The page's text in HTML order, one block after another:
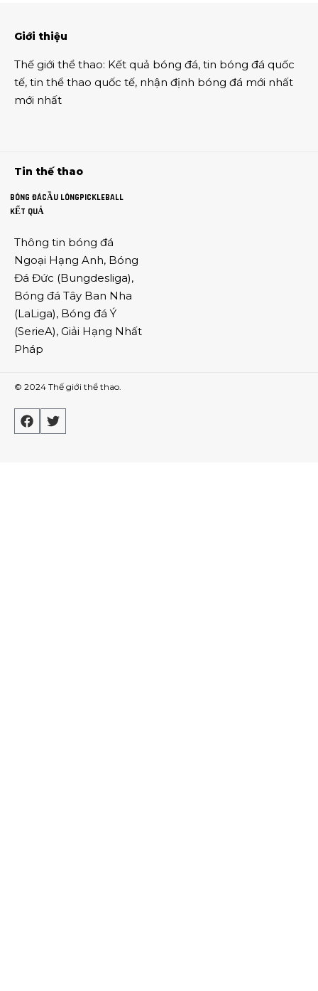
Giới thiệu
Thế giới thể thao: Kết quả bóng đá, tin bóng đá quốc
tế, tin thể thao quốc tế, nhận định bóng đá mới nhất
mới nhất
Tin thế thao
BÓNG ĐÁCẦU LÔNGPICKLEBALL
KẾT QUẢ
Thông tin bóng đá
Ngoại Hạng Anh, Bóng
Đá Đức (Bungdesliga),
Bóng đá Tây Ban Nha
(LaLiga), Bóng đá Ý
(SerieA), Giải Hạng Nhất
Pháp
© 2024 Thế giới thể thao.